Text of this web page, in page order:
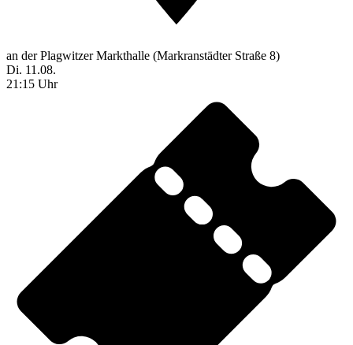
an der Plagwitzer Markthalle (Markranstädter Straße 8)
Di. 11.08.
21:15 Uhr